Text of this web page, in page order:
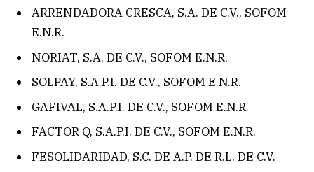
ARRENDADORA CRESCA, S.A. DE C.V., SOFOM
E.N.R.
NORIAT, S.A. DE C.V., SOFOM E.N.R.
SOLPAY, S.A.P.I. DE C.V., SOFOM E.N.R.
GAFIVAL, S.A.P.I. DE C.V., SOFOM E.N.R.
FACTOR Q, S.A.P.I. DE C.V., SOFOM E.N.R.
FESOLIDARIDAD, S.C. DE A.P. DE R.L. DE C.V.